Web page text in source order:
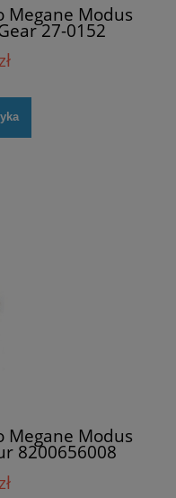
Megane Modus
27-0152
Megane Modus
8200656008